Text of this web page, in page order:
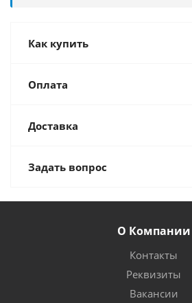
Как купить
Оплата
Доставка
Задать вопрос
О Компании
Контакты
Реквизиты
Вакансии